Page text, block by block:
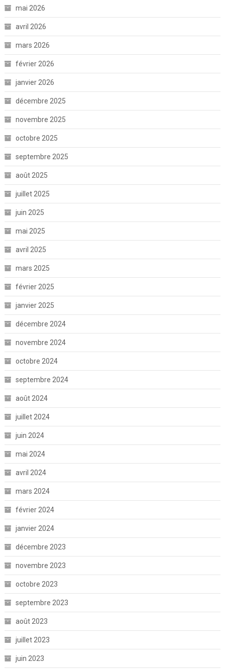
mai 2026
avril 2026
mars 2026
février 2026
janvier 2026
décembre 2025
novembre 2025
octobre 2025
septembre 2025
août 2025
juillet 2025
juin 2025
mai 2025
avril 2025
mars 2025
février 2025
janvier 2025
décembre 2024
novembre 2024
octobre 2024
septembre 2024
août 2024
juillet 2024
juin 2024
mai 2024
avril 2024
mars 2024
février 2024
janvier 2024
décembre 2023
novembre 2023
octobre 2023
septembre 2023
août 2023
juillet 2023
juin 2023